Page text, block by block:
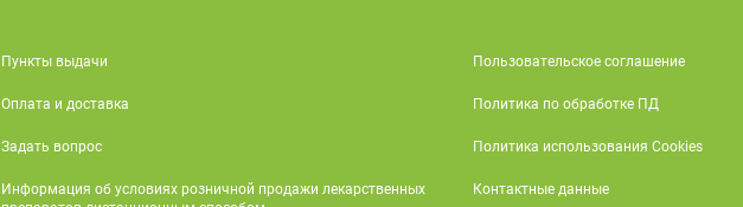
Пункты выдачи
Оплата и доставка
Задать вопрос
Информация об условиях розничной продажи лекарственных
Пользовательское соглашение
Политика по обработке ПД
Политика использования Cookies
Контактные данные